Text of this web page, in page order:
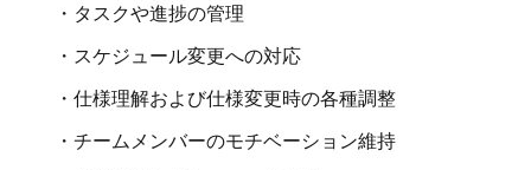
・タスクや進捗の管理
・スケジュール変更への対応
・仕様理解および仕様変更時の各種調整
・チームメンバーのモチベーション維持